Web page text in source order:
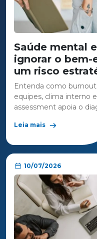
Saúde mental
ignorar o bem-
um risco
Entenda como
equipes, clima interno
assessment apoia o
Leia mais
10/07/2026